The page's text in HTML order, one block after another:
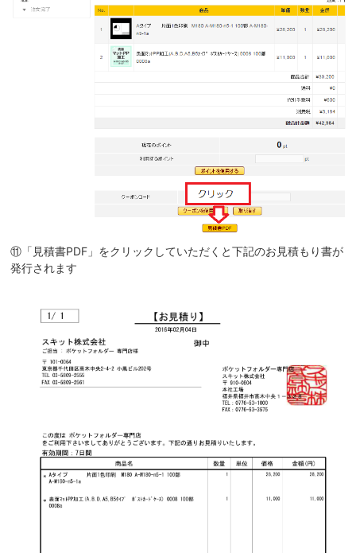
⑪「見積書PDF」をクリックしていただくと下記のお見積もり書が
発行されます